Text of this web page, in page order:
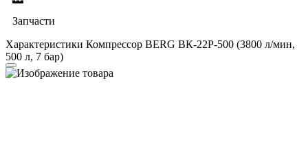
Запчасти
Характеристики Компрессор BERG ВК-22Р-500 (3800 л/мин,
500 л, 7 бар)